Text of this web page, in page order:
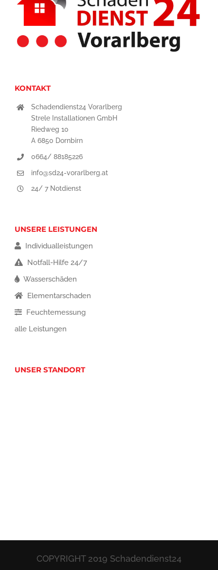
KONTAKT
Schadendienst24 Vorarlberg
Strele Installationen GmbH
Riedweg 10
A 6850 Dornbirn
0664/ 88185226
info@sd24-vorarlberg.at
24/ 7 Notdienst
UNSERE LEISTUNGEN
Individualleistungen
Notfall-Hilfe 24/7
Wasserschäden
Elementarschaden
Feuchtemessung
alle Leistungen
UNSER STANDORT
COPYRIGHT 2019 Schadendienst24